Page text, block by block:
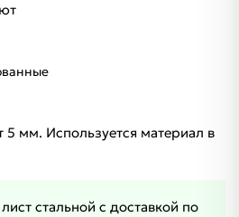
мм. Используется материал в
стальной с доставкой по